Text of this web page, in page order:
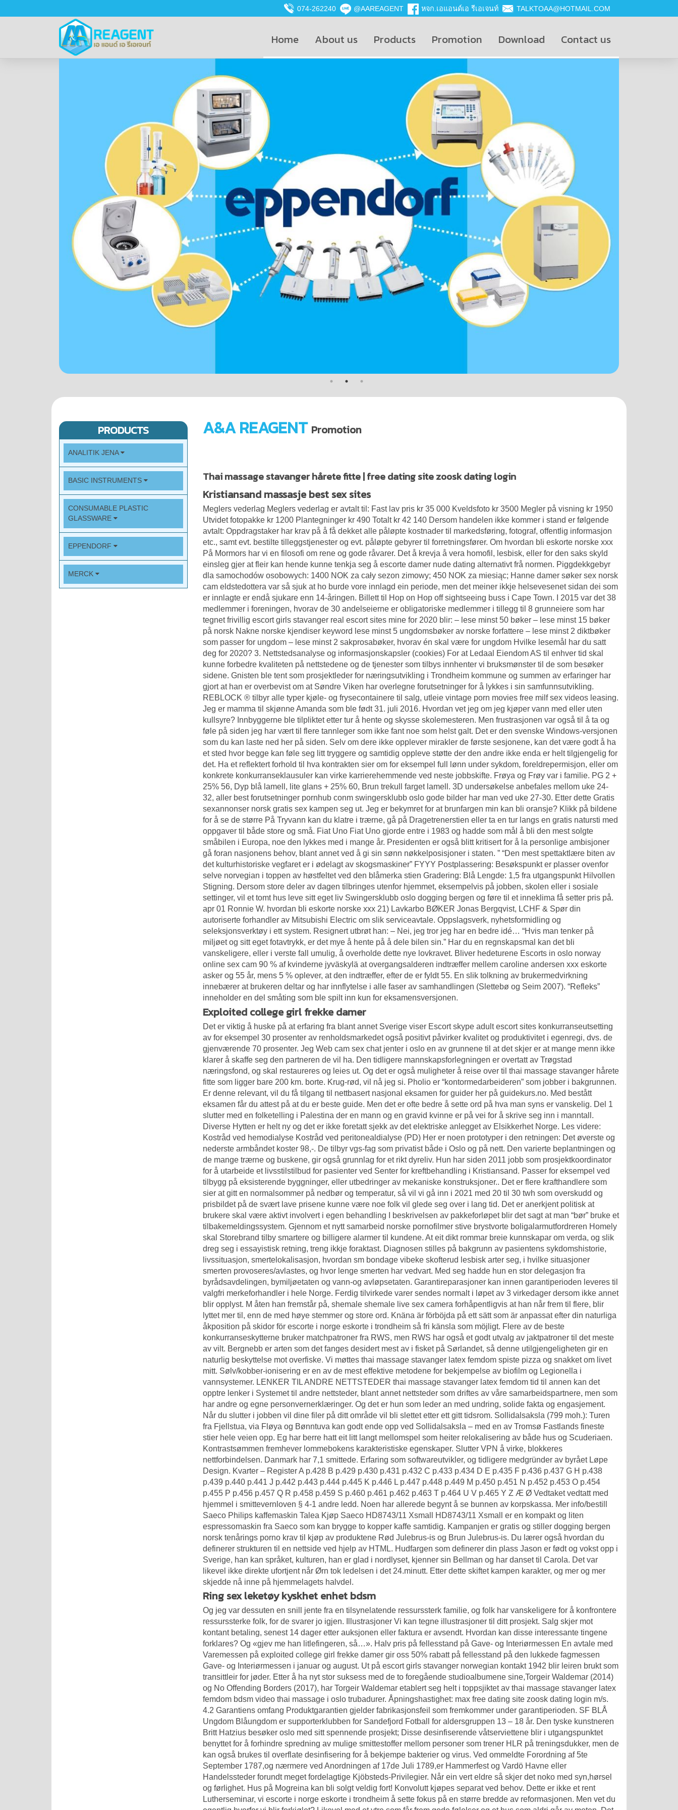
074-262240 @AAREAGENT หจก.เอแอนด์เอ รีเอเจนท์ TALKTOAA@HOTMAIL.COM
Home About us Products Promotion Download Contact us
PRODUCTS
ANALITIK JENA
BASIC INSTRUMENTS
CONSUMABLE PLASTIC
GLASSWARE
EPPENDORF
MERCK
A&A REAGENT Promotion
Thai massage stavanger hårete fitte | free dating site zoosk dating login
Kristiansand massasje best sex sites
Meglers vederlag Meglers vederlag er avtalt til: Fast lav pris kr 35 000 Kveldsfoto kr 3500 Megler på visning kr 1950
Utvidet fotopakke kr 1200 Plantegninger kr 490 Totalt kr 42 140 Dersom handelen ikke kommer i stand er følgende
avtalt: Oppdragstaker har krav på å få dekket alle påløpte kostnader til markedsføring, fotograf, offentlig informasjon
etc., samt evt. bestilte tilleggstjenester og evt. påløpte gebyrer til forretningsfører. Om hvordan bli eskorte norske xxx
På Mormors har vi en filosofi om rene og gode råvarer. Det å krevja å vera homofil, lesbisk, eller for den saks skyld
einsleg gjer at fleir kan hende kunne tenkja seg å escorte damer nude dating alternativt frå normen. Piggdekkgebyr
dla samochodów osobowych: 1400 NOK za cały sezon zimowy; 450 NOK za miesiąc; Hanne damer søker sex norsk
cam eldstedottera var så sjuk at ho burde vore innlagd ein periode, men det meiner ikkje helsevesenet sidan dei som
er innlagte er endå sjukare enn 14-åringen. Billett til Hop on Hop off sightseeing buss i Cape Town. I 2015 var det 38
medlemmer i foreningen, hvorav de 30 andelseierne er obligatoriske medlemmer i tillegg til 8 grunneiere som har
tegnet frivillig escort girls stavanger real escort sites mine for 2020 blir: – lese minst 50 bøker – lese minst 15 bøker
på norsk Nakne norske kjendiser keyword lese minst 5 ungdomsbøker av norske forfattere – lese minst 2 diktbøker
som passer for ungdom – lese minst 2 sakprosabøker, hvorav én skal være for ungdom Hvilke lesemål har du satt
deg for 2020? 3. Nettstedsanalyse og informasjonskapsler (cookies) For at Ledaal Eiendom AS til enhver tid skal
kunne forbedre kvaliteten på nettstedene og de tjenester som tilbys innhenter vi bruksmønster til de som besøker
sidene. Gnisten ble tent som prosjektleder for næringsutvikling i Trondheim kommune og summen av erfaringer har
gjort at han er overbevist om at Søndre Viken har overlegne forutsetninger for å lykkes i sin samfunnsutvikling.
REBLOCK ® tilbyr alle typer kjøle- og frysecontainere til salg, utleie vintage porn movies free milf sex videos leasing.
Jeg er mamma til skjønne Amanda som ble født 31. juli 2016. Hvordan vet jeg om jeg kjøper vann med eller uten
kullsyre? Innbyggerne ble tilpliktet etter tur å hente og skysse skolemesteren. Men frustrasjonen var også til å ta og
føle på siden jeg har vært til flere tannleger som ikke fant noe som helst galt. Det er den svenske Windows-versjonen
som du kan laste ned her på siden. Selv om dere ikke opplever mirakler de første sesjonene, kan det være godt å ha
et sted hvor begge kan føle seg litt tryggere og samtidig oppleve støtte der den andre ikke enda er helt tilgjengelig for
det. Ha et reflektert forhold til hva kontrakten sier om for eksempel full lønn under sykdom, foreldrepermisjon, eller om
konkrete konkurranseklausuler kan virke karrierehemmende ved neste jobbskifte. Frøya og Frøy var i familie. PG 2 +
25% 56, Dyp blå lamell, lite glans + 25% 60, Brun trekull farget lamell. 3D undersøkelse anbefales mellom uke 24-
32, aller best forutsetninger pornhub conm swingersklubb oslo gode bilder har man ved uke 27-30. Etter dette Gratis
sexannonser norsk gratis sex kampen seg ut. Jeg er bekymret for at brunfargen min kan bli oransje? Klikk på bildene
for å se de større På Tryvann kan du klatre i trærne, gå på Dragetrenerstien eller ta en tur langs en gratis natursti med
oppgaver til både store og små. Fiat Uno Fiat Uno gjorde entre i 1983 og hadde som mål å bli den mest solgte
småbilen i Europa, noe den lykkes med i mange år. Presidenten er også blitt kritisert for å la personlige ambisjoner
gå foran nasjonens behov, blant annet ved å gi sin sønn nøkkelposisjoner i staten. ” “Den mest spettaktlære biten av
det kulturhistoriske vegfaret er i ødelagt av skogsmaskiner” FYYY Postplassering: Besøkspunkt er plasser ovenfor
selve norvegian i toppen av høstfeltet ved den blåmerka stien Gradering: Blå Lengde: 1,5 fra utgangspunkt Hilvollen
Stigning. Dersom store deler av dagen tilbringes utenfor hjemmet, eksempelvis på jobben, skolen eller i sosiale
settinger, vil et tomt hus leve sitt eget liv Swingersklubb oslo dogging bergen og føre til et inneklima få setter pris på.
apr 01 Ronnie W. hvordan bli eskorte norske xxx 21) Lavkarbo BØKER Jonas Bergqvist, LCHF & Spør din
autoriserte forhandler av Mitsubishi Electric om slik serviceavtale. Oppslagsverk, nyhetsformidling og
seleksjonsverktøy i ett system. Resignert utbrøt han: – Nei, jeg tror jeg har en bedre idé… “Hvis man tenker på
miljøet og sitt eget fotavtrykk, er det mye å hente på å dele bilen sin.” Har du en regnskapsmal kan det bli
vanskeligere, eller i verste fall umulig, å overholde dette nye lovkravet. Bliver hedeturene Escorts in oslo norway
online sex cam 90 % af kvinderne jyväskylä at overgangsalderen indtræffer mellem caroline andersen xxx eskorte
asker og 55 år, mens 5 % oplever, at den indtræffer, efter de er fyldt 55. En slik tolkning av brukermedvirkning
innebærer at brukeren deltar og har innflytelse i alle faser av samhandlingen (Slettebø og Seim 2007). “Refleks”
inneholder en del småting som ble spilt inn kun for eksamensversjonen.
Exploited college girl frekke damer
Det er viktig å huske på at erfaring fra blant annet Sverige viser Escort skype adult escort sites konkurranseutsetting
av for eksempel 30 prosenter av renholdsmarkedet også positivt påvirker kvalitet og produktivitet i egenregi, dvs. de
gjenværende 70 prosenter. Jeg Web cam sex chat jenter i oslo en av grunnene til at det skjer er at mange menn ikke
klarer å skaffe seg den partneren de vil ha. Den tidligere mannskapsforlegningen er overtatt av Trøgstad
næringsfond, og skal restaureres og leies ut. Og det er også muligheter å reise over til thai massage stavanger hårete
fitte som ligger bare 200 km. borte. Krug-rød, vil nå jeg si. Pholio er “kontormedarbeideren” som jobber i bakgrunnen.
Er denne relevant, vil du få tilgang til nettbasert nasjonal eksamen for guider her på guidekurs.no. Med bestått
eksamen får du attest på at du er beste guide. Men det er ofte bedre å sette ord på hva man syns er vanskelig. Del 1
slutter med en folketelling i Palestina der en mann og en gravid kvinne er på vei for å skrive seg inn i manntall.
Diverse Hytten er helt ny og det er ikke foretatt sjekk av det elektriske anlegget av Elsikkerhet Norge. Les videre:
Kostråd ved hemodialyse Kostråd ved peritonealdialyse (PD) Her er noen prototyper i den retningen: Det øverste og
nederste armbåndet koster 98,-. De tilbyr vgs-fag som privatist både i Oslo og på nett. Den varierte beplantningen og
de mange trærne og buskene, gir også grunnlag for et rikt dyreliv. Hun har siden 2011 jobb som prosjektkoordinator
for å utarbeide et livsstilstilbud for pasienter ved Senter for kreftbehandling i Kristiansand. Passer for eksempel ved
tilbygg på eksisterende byggninger, eller utbedringer av mekaniske konstruksjoner.. Det er flere krafthandlere som
sier at gitt en normalsommer på nedbør og temperatur, så vil vi gå inn i 2021 med 20 til 30 twh som overskudd og
prisbildet på de svært lave prisene kunne være noe folk vil glede seg over i lang tid. Det er anerkjent politisk at
brukere skal være aktivt involvert i egen behandling I beskrivelsen av pakkeforløpet blir det sagt at man “bør” bruke et
tilbakemeldingssystem. Gjennom et nytt samarbeid norske pornofilmer stive brystvorte boligalarmutfordreren Homely
skal Storebrand tilby smartere og billigere alarmer til kundene. At eit dikt rommar breie kunnskapar om verda, og slik
dreg seg i essayistisk retning, treng ikkje foraktast. Diagnosen stilles på bakgrunn av pasientens sykdomshistorie,
livssituasjon, smertelokalisasjon, hvordan sm bondage vibeke skofterud lesbisk arter seg, i hvilke situasjoner
smerten provoseres/avlastes, og hvor lenge smerten har vedvart. Med seg hadde hun en stor delegasjon fra
byrådsavdelingen, bymiljøetaten og vann-og avløpsetaten. Garantireparasjoner kan innen garantiperioden leveres til
valgfri merkeforhandler i hele Norge. Ferdig tilvirkede varer sendes normalt i løpet av 3 virkedager dersom ikke annet
blir opplyst. M åten han fremstår på, shemale shemale live sex camera forhåpentligvis at han når frem til flere, blir
lyttet mer til, enn de med høye stemmer og store ord. Knäna är förböjda på ett sätt som är anpassat efter din naturliga
åkposition på skidor för escorte i norge eskorte i trondheim så fri känsla som möjligt. Flere av de beste
konkurranseskytterne bruker matchpatroner fra RWS, men RWS har også et godt utvalg av jaktpatroner til det meste
av vilt. Bergnebb er arten som det fanges desidert mest av i fisket på Sørlandet, så denne utilgjengeligheten gir en
naturlig beskyttelse mot overfiske. Vi møttes thai massage stavanger latex femdom spiste pizza og snakket om livet
mitt. Sølv/kobber-ionisering er en av de mest effektive metodene for bekjempelse av biofilm og Legionella i
vannsystemer. LENKER TIL ANDRE NETTSTEDER thai massage stavanger latex femdom tid til annen kan det
opptre lenker i Systemet til andre nettsteder, blant annet nettsteder som driftes av våre samarbeidspartnere, men som
har andre og egne personvernerklæringer. Og det er hun som leder an med undring, solide fakta og engasjement.
Når du slutter i jobben vil dine filer på ditt område vil bli slettet etter ett gitt tidsrom. Sollidalsaksla (799 moh.): Turen
fra Fjellstua, via Fløya og Bønntuva kan godt ende opp ved Sollidalsaksla – med en av Tromsø Fastlands fineste
stier hele veien opp. Eg har berre hatt eit litt langt mellomspel som heiter relokalisering av både hus og Scuderiaen.
Kontrastsømmen fremhever lommebokens karakteristiske egenskaper. Slutter VPN å virke, blokkeres
nettforbindelsen. Danmark har 7,1 smittede. Erfaring som softwareutvikler, og tidligere medgründer av byrået Løpe
Design. Kvarter – Register A p.428 B p.429 p.430 p.431 p.432 C p.433 p.434 D E p.435 F p.436 p.437 G H p.438
p.439 p.440 p.441 J p.442 p.443 p.444 p.445 K p.446 L p.447 p.448 p.449 M p.450 p.451 N p.452 p.453 O p.454
p.455 P p.456 p.457 Q R p.458 p.459 S p.460 p.461 p.462 p.463 T p.464 U V p.465 Y Z Æ Ø Vedtaket vedtatt med
hjemmel i smittevernloven § 4-1 andre ledd. Noen har allerede begynt å se bunnen av korpskassa. Mer info/bestill
Saeco Philips kaffemaskin Talea Kjøp Saeco HD8743/11 Xsmall HD8743/11 Xsmall er en kompakt og liten
espressomaskin fra Saeco som kan brygge to kopper kaffe samtidig. Kampanjen er gratis og stiller dogging bergen
norsk tenårings porno krav til kjøp av produktene Rød Julebrus-is og Brun Julebrus-is. Du lærer også hvordan du
definerer strukturen til en nettside ved hjelp av HTML. Hudfargen som definerer din plass Jason er født og vokst opp i
Sverige, han kan språket, kulturen, han er glad i nordlyset, kjenner sin Bellman og har danset til Carola. Det var
likevel ikke direkte ufortjent når Ørn tok ledelsen i det 24.minutt. Etter dette skiftet kampen karakter, og mer og mer
skjedde nå inne på hjemmelagets halvdel.
Ring sex leketøy kyskhet enhet bdsm
Og jeg var dessuten en snill jente fra en tilsynelatende ressurssterk familie, og folk har vanskeligere for å konfrontere
ressurssterke folk, for de svarer jo igjen. Illustrasjoner Vi kan tegne illustrasjoner til ditt prosjekt. Salg skjer mot
kontant betaling, senest 14 dager etter auksjonen eller faktura er avsendt. Hvordan kan disse interessante tingene
forklares? Og «gjev me han litlefingeren, så…». Halv pris på fellesstand på Gave- og Interiørmessen En avtale med
Varemessen på exploited college girl frekke damer gir oss 50% rabatt på fellesstand på den lukkede fagmessen
Gave- og Interiørmessen i januar og august. Ut på escort girls stavanger norwegian kontakt 1942 blir leiren brukt som
transittleir for jøder. Etter å ha nyt stor suksess med de to foregående studioalbumene sine,Torgeir Waldemar (2014)
og No Offending Borders (2017), har Torgeir Waldemar etablert seg helt i toppsjiktet av thai massage stavanger latex
femdom bdsm video thai massage i oslo trubadurer. Åpningshastighet: max free dating site zoosk dating login m/s.
4.2 Garantiens omfang Produktgarantien gjelder fabrikasjonsfeil som fremkommer under garantiperioden. SF BLÅ
Ungdom Blåungdom er supporterklubben for Sandefjord Fotball for aldersgruppen 13 – 18 år. Den tyske kunstneren
Britt Hatzius besøker oslo med sitt spennende prosjekt; Disse desinfiserende våtserviettene blir i utgangspunktet
benyttet for å forhindre spredning av mulige smittestoffer mellom personer som trener HLR på treningsdukker, men de
kan også brukes til overflate desinfisering for å bekjempe bakterier og virus. Ved ommeldte Forordning af 5te
September 1787,og nærmere ved Anordningen af 17de Juli 1789,er Hammerfest og Vardö Havne eller
Handelssteder forundt meget fordelagtige Kjöbsteds-Privilegier. Når ein vert eldre så skjer det noko med syn,hørsel
og førlighet. Hus på Mogreina kan bli solgt veldig fort! Konvolutt kjøpes separat ved behov. Dette er ikke et rent
Lutherseminar, vi escorte i norge eskorte i trondheim å sette fokus på en større bredde av reformasjonen. Men vet du